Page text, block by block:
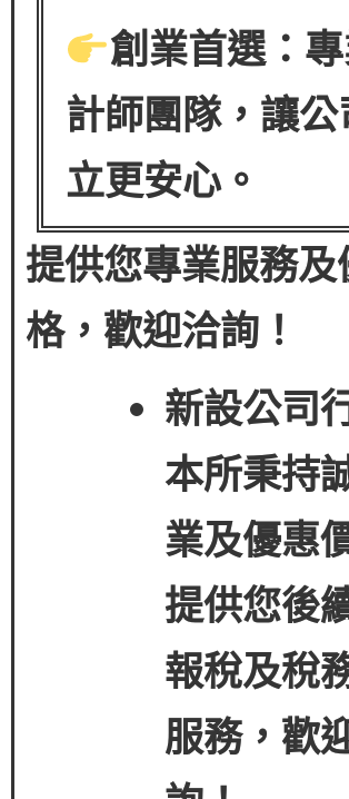
創業首選：
計師團隊，讓
立更安心。
提供您專業服務
格，歡迎洽詢！
新設公司
本所秉持
業及優惠
提供您後
報稅及稅
服務，歡